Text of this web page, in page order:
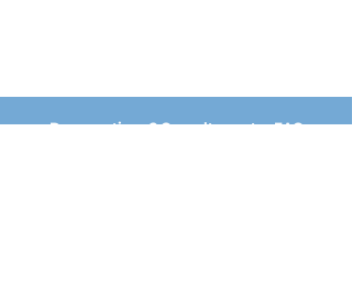
Des questions ? Consultez notre FAQ